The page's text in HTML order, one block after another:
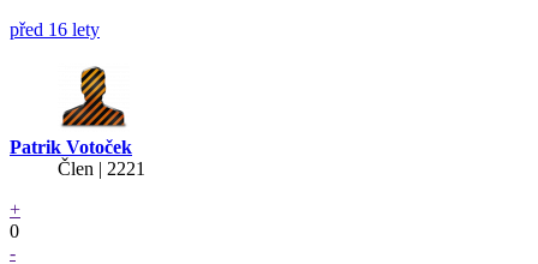
před 16 lety
Patrik Votoček
Člen | 2221
+
0
-